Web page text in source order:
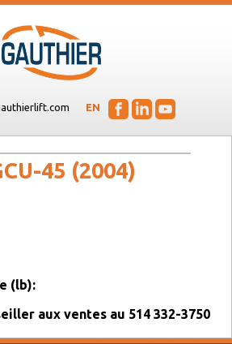
EN
45 (2004)
(lb):
aux ventes au 514 332-3750